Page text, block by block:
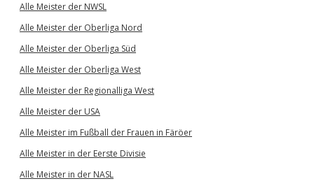
Alle Meister der NWSL
Alle Meister der Oberliga Nord
Alle Meister der Oberliga Süd
Alle Meister der Oberliga West
Alle Meister der Regionalliga West
Alle Meister der USA
Alle Meister im Fußball der Frauen in Färöer
Alle Meister in der Eerste Divisie
Alle Meister in der NASL